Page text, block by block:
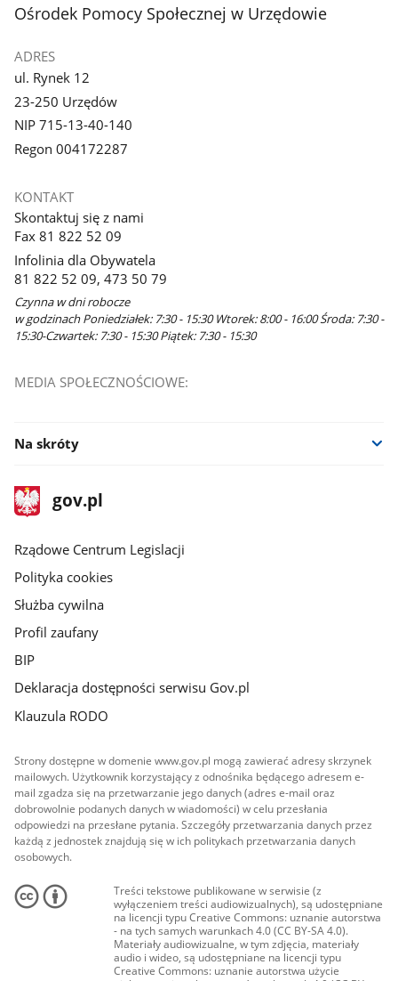
stopka
Ośrodek Pomocy Społecznej w Urzędowie
ADRES
ul. Rynek 12
23-250 Urzędów
NIP 715-13-40-140
Regon 004172287
KONTAKT
Skontaktuj się z nami
Fax 81 822 52 09
Infolinia dla Obywatela
81 822 52 09, 473 50 79
Czynna w dni robocze
w godzinach Poniedziałek: 7:30 - 15:30 Wtorek: 8:00 - 16:00 Środa: 7:30 -
15:30-Czwartek: 7:30 - 15:30 Piątek: 7:30 - 15:30
MEDIA SPOŁECZNOŚCIOWE:
Na skróty
stopka
gov.plStrona
gov.pl
Rządowe Centrum Legislacji
Polityka cookies
Służba cywilna
Profil zaufany
BIP
Deklaracja dostępności serwisu Gov.pl
Klauzula RODO
Strony dostępne w domenie www.gov.pl mogą zawierać adresy skrzynek
mailowych. Użytkownik korzystający z odnośnika będącego adresem e-
mail zgadza się na przetwarzanie jego danych (adres e-mail oraz
dobrowolnie podanych danych w wiadomości) w celu przesłania
odpowiedzi na przesłane pytania. Szczegóły przetwarzania danych przez
każdą z jednostek znajdują się w ich politykach przetwarzania danych
osobowych.
Treści tekstowe publikowane w serwisie (z
wyłączeniem treści audiowizualnych), są udostępniane
na licencji typu Creative Commons: uznanie autorstwa
- na tych samych warunkach 4.0 (CC BY-SA 4.0).
Materiały audiowizualne, w tym zdjęcia, materiały
audio i wideo, są udostępniane na licencji typu
Creative Commons: uznanie autorstwa użycie